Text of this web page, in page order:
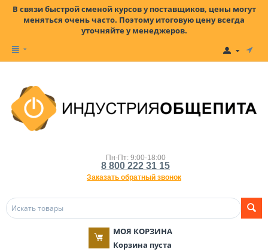
В связи быстрой сменой курсов у поставщиков, цены могут
меняться очень часто. Поэтому итоговую цену всегда
уточняйте у менеджеров.
Пн-Пт: 9:00-18:00
8 800 222 31 15
Заказать обратный звонок
МОЯ КОРЗИНА
Корзина пуста